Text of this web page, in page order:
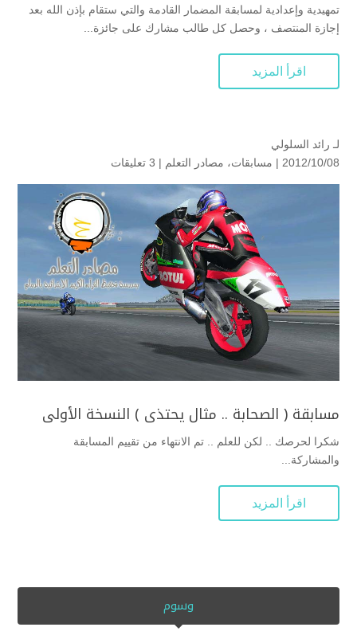
تمهيدية وإعدادية لمسابقة المضمار القادمة والتي ستقام بإذن الله بعد
إجازة المنتصف ، وحصل كل طالب مشارك على جائزة...
اقرأ المزيد
لـ رائد السلولي
2012/10/08 |
مسابقات، مصادر التعلم | 3 تعليقات
مسابقة ( الصحابة .. مثال يحتذى ) النسخة الأولى
شكرا لحرصك .. لكن للعلم .. تم الانتهاء من تقييم المسابقة
والمشاركة...
اقرأ المزيد
وسوم